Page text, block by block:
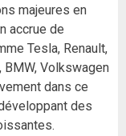
majeures en
accrue de
Tesla, Renault,
BMW, Volkswagen
dans ce
des